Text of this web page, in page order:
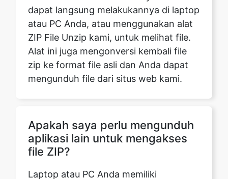
Alat ini juga mengonversi kembali file
zip ke format file asli dan Anda dapat
mengunduh file dari situs web kami.
Apakah saya perlu mengunduh
Laptop atau PC Anda memiliki
perangkat lunak bawaan yang mampu
membuka file ZIP, Anda tidak perlu
mengunduh aplikasi lain untuk